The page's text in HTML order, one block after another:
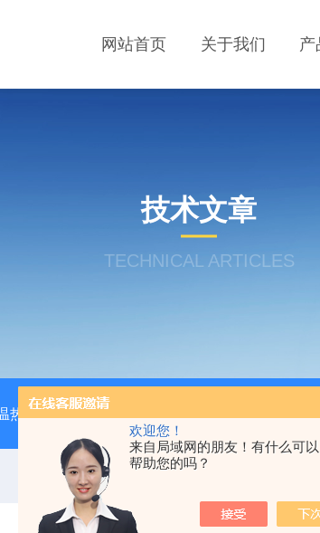
欢迎您！
来自局域网的朋友！有什么可以
帮助您的吗？
网站首页 关于我们 产
技术文章
TECHNICAL ARTICLES
热像仪 固纬 AFG-2225 双通道任意波信号发
当前